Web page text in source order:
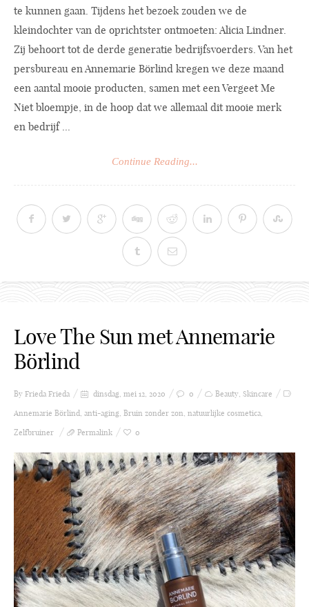
te kunnen gaan. Tijdens het bezoek zouden we de
kleindochter van de oprichtster ontmoeten: Alicia Lindner.
Zij behoort tot de derde generatie bedrijfsvoerders. Van het
persbureau en Annemarie Börlind kregen we deze maand
een aantal mooie producten, samen met een Vergeet Me
Niet bloempje, in de hoop dat we allemaal dit mooie merk
en bedrijf ...
Continue Reading...
Love The Sun met Annemarie
Börlind
By Frieda Frieda dinsdag, mei 12, 2020 0 Beauty, Skincare
Annemarie Börlind, anti-aging, Bruin zonder zon, natuurlijke cosmetica,
Zelfbruiner
Permalink 0